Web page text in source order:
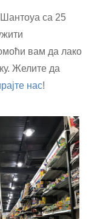
Шантоуа са 25
вам да лако
Желите да
нас!